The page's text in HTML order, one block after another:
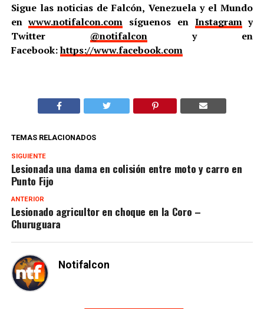
Sigue las noticias de Falcón, Venezuela y el Mundo
enwww.notifalcon.com síguenos en Instagramy
Twitter @notifalcony en
Facebook:https://www.facebook.com
TEMAS RELACIONADOS
SIGUIENTE
Lesionada una dama en colisión entre moto y carro en
Punto Fijo
ANTERIOR
Lesionado agricultor en choque en la Coro –
Churuguara
Notifalcon